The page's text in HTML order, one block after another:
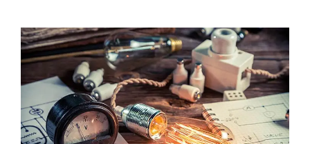
View
Larger
Image